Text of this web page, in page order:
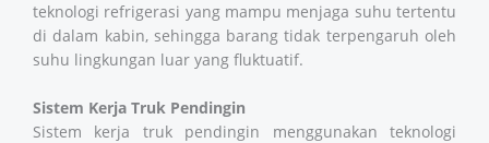
teknologi refrigerasi yang mampu menjaga suhu tertentu
di dalam kabin, sehingga barang tidak terpengaruh oleh
suhu lingkungan luar yang fluktuatif.
Sistem Kerja Truk Pendingin
Sistem kerja truk pendingin menggunakan teknologi